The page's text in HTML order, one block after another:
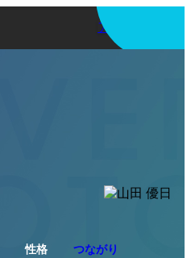
アプリを使う
性格 つながり